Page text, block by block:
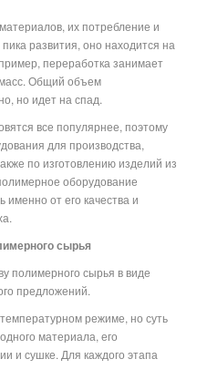
их потребление и
развития, оно находится на
переработка занимает
Общий объем
но идет на спад.
все популярнее, поэтому
для производства,
по изготовлению изделий из
оборудование
от его качества и
сырья
полимерного сырья в виде
предложений.
режиме, но суть
материала, его
и сушке. Для каждого этапа